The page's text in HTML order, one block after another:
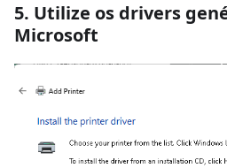
5. Utilize os drivers
Microsoft